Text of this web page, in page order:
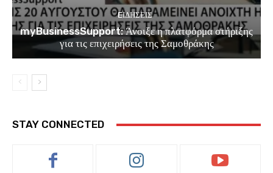
EΙΔΗΣΕΙΣ
myBusinessSupport: Άνοιξε η πλατφόρμα στήριξης
για τις επιχειρήσεις της Σαμοθράκης
STAY CONNECTED